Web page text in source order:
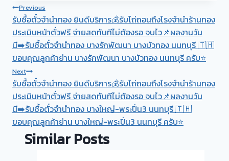
Post
navigation
Previous
รับซื้อตั๋วจำนำทอง ยินดีบริการ💰รับไถ่ถอนถึงโรงจำนำร้านทอง
ประเมินหน้าตั๋วฟรี จ่ายสดทันทีไม่ต้องรอ จบไว📌ผลงานวัน
นี➡️รับซื้อตั๋วจำนำทอง บางรักพัฒนา บางบัวทอง นนทบุรี 🇹🇭
ขอบคุณลูกค้าย่าน บางรักพัฒนา บางบัวทอง นนทบุรี ครับ⭐
Next
รับซื้อตั๋วจำนำทอง ยินดีบริการ💰รับไถ่ถอนถึงโรงจำนำร้านทอง
ประเมินหน้าตั๋วฟรี จ่ายสดทันทีไม่ต้องรอ จบไว📌ผลงานวัน
นี➡️รับซื้อตั๋วจำนำทอง บางใหญ่-พระปิ่น3 นนทบุรี 🇹🇭
ขอบคุณลูกค้าย่าน บางใหญ่-พระปิ่น3 นนทบุรี ครับ⭐
Similar Posts